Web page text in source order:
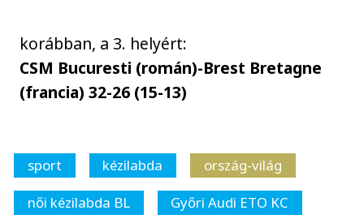
korábban, a 3. helyért:
CSM Bucuresti (román)-Brest Bretagne
(francia) 32-26 (15-13)
sport kézilabda
ország-világ
női kézilabda BL
Győri Audi ETO KC